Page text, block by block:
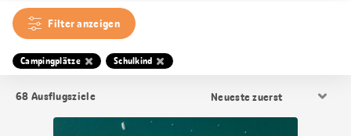
Filter anzeigen
Campingplätze Schulkind
68 Ausflugsziele
Sortierung